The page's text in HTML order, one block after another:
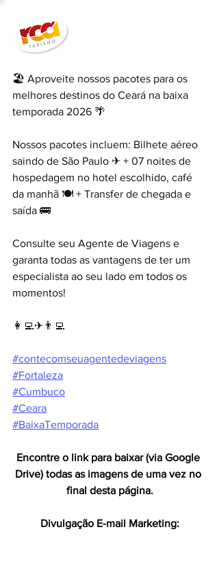
🏖 Aproveite nossos pacotes para os
melhores destinos do Ceará na baixa
temporada 2026 🌴
Nossos pacotes incluem: Bilhete aéreo
saindo de São Paulo ✈ + 07 noites de
hospedagem no hotel escolhido, café
da manhã 🍽 + Transfer de chegada e
saída 🚌
Consulte seu Agente de Viagens e
garanta todas as vantagens de ter um
especialista ao seu lado em todos os
momentos!
👩‍💻✈👨‍💻
#contecomseuagentedeviagens
#Fortaleza
#Cumbuco
#Ceara
#BaixaTemporada
Encontre o link para baixar (via Google
Drive) todas as imagens de uma vez no
final desta página.
Divulgação E-mail Marketing: